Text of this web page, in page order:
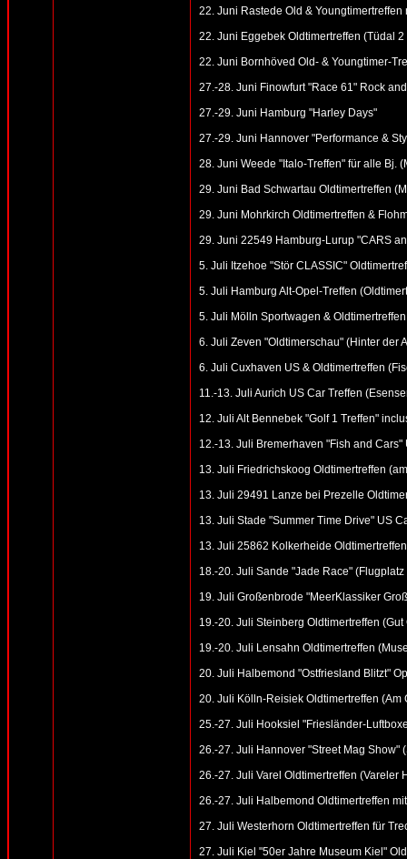
22. Juni Rastede Old &
22. Juni Eggebek Oldtimertreffen (Tüdal 2
22. Juni Bornhöved Old- & Youngtimer-
27.-28. Juni Finowfurt "Race 61" Rock
27.-29. Juni Hamburg "Harley Days"
27.-29. Juni Hannover "Performance &
28. Juni Weede "Italo-Treffen" für alle Bj.
29. Juni Bad Schwartau Oldtimertreffen
29. Juni Mohrkirch Oldtimertreffen &
29. Juni 22549 Hamburg-Lurup "CARS
5. Juli Itzehoe "Stör CLASSIC"
5. Juli Hamburg Alt-Opel-Treffen
5. Juli Mölln Sportwagen &
6. Juli Zeven "Oldtimerschau" (Hinter der
6. Juli Cuxhaven US & Oldtimertreffen
11.-13. Juli Aurich US Car Treffen
12. Juli Alt Bennebek "Golf 1 Treffen"
12.-13. Juli Bremerhaven "Fish and Cars"
13. Juli Friedrichskoog Oldtimertreffen
13. Juli 29491 Lanze bei Prezelle
13. Juli Stade "Summer Time Drive" US
13. Juli 25862 Kolkerheide
18.-20. Juli Sande "Jade Race"
19. Juli Großenbrode "MeerKlassiker
19.-20. Juli Steinberg Oldtimertreffen
19.-20. Juli Lensahn Oldtimertreffen
20. Juli Halbemond "Ostfriesland Blitzt"
20. Juli Kölln-Reisiek Oldtimertreffen (Am
25.-27. Juli Hooksiel "Friesländer-
26.-27. Juli Hannover "Street Mag Show"
26.-27. Juli Varel Oldtimertreffen (Vareler
26.-27. Juli Halbemond Oldtimertreffen
27. Juli Westerhorn Oldtimertreffen für
27. Juli Kiel "50er Jahre Museum Kiel"